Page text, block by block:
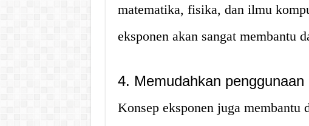
matematika, fisika, dan ilmu
eksponen akan sangat membantu
4. Memudahkan penggunaan
Konsep eksponen juga membantu